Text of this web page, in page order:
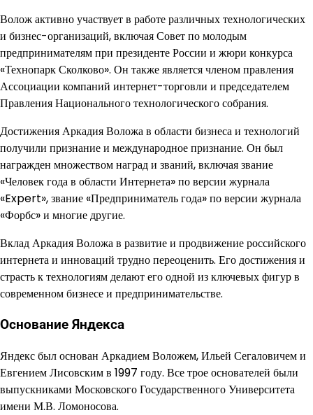
Волож активно участвует в работе различных технологических
и бизнес-организаций, включая Совет по молодым
предпринимателям при президенте России и жюри конкурса
«Технопарк Сколково». Он также является членом правления
Ассоциации компаний интернет-торговли и председателем
Правления Национального технологического собрания.
Достижения Аркадия Воложа в области бизнеса и технологий
получили признание и международное признание. Он был
награжден множеством наград и званий, включая звание
«Человек года в области Интернета» по версии журнала
«Expert», звание «Предприниматель года» по версии журнала
«Форбс» и многие другие.
Вклад Аркадия Воложа в развитие и продвижение российского
интернета и инноваций трудно переоценить. Его достижения и
страсть к технологиям делают его одной из ключевых фигур в
современном бизнесе и предпринимательстве.
Основание Яндекса
Яндекс был основан Аркадием Воложем, Ильей Сегаловичем и
Евгением Лисовским в 1997 году. Все трое основателей были
выпускниками Московского Государственного Университета
имени М.В. Ломоносова.